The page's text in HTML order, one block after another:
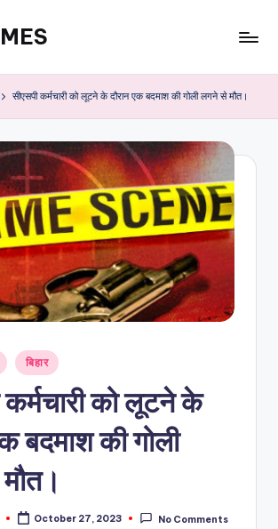
सीएसपी कर्मचारी को लूटने के दौरान एक बदमाश की गोली लगने से मौत।
बिहार
कर्मचारी को लूटने के
बदमाश की गोली
October 27, 2023 No Comments